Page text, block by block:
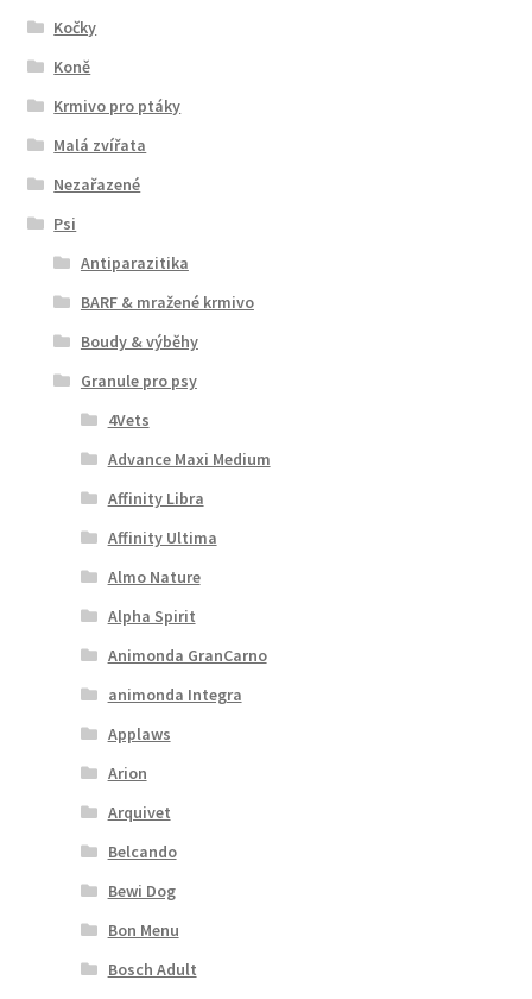
Kočky
Koně
Krmivo pro ptáky
Malá zvířata
Nezařazené
Psi
Antiparazitika
BARF & mražené krmivo
Boudy & výběhy
Granule pro psy
4Vets
Advance Maxi Medium
Affinity Libra
Affinity Ultima
Almo Nature
Alpha Spirit
Animonda GranCarno
animonda Integra
Applaws
Arion
Arquivet
Belcando
Bewi Dog
Bon Menu
Bosch Adult